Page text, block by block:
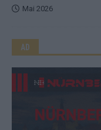
Mai 2026
AD